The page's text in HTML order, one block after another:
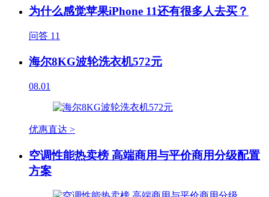
为什么感觉苹果iPhone 11还有很多人去买？
问答 11
海尔8KG波轮洗衣机572元
08.01
优惠直达 >
空调性能热卖榜 高端商用与平价商用分级配置
方案